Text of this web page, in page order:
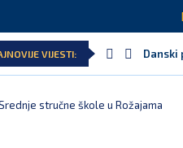
VIJESTI: Danski
stručne škole u Rožajama